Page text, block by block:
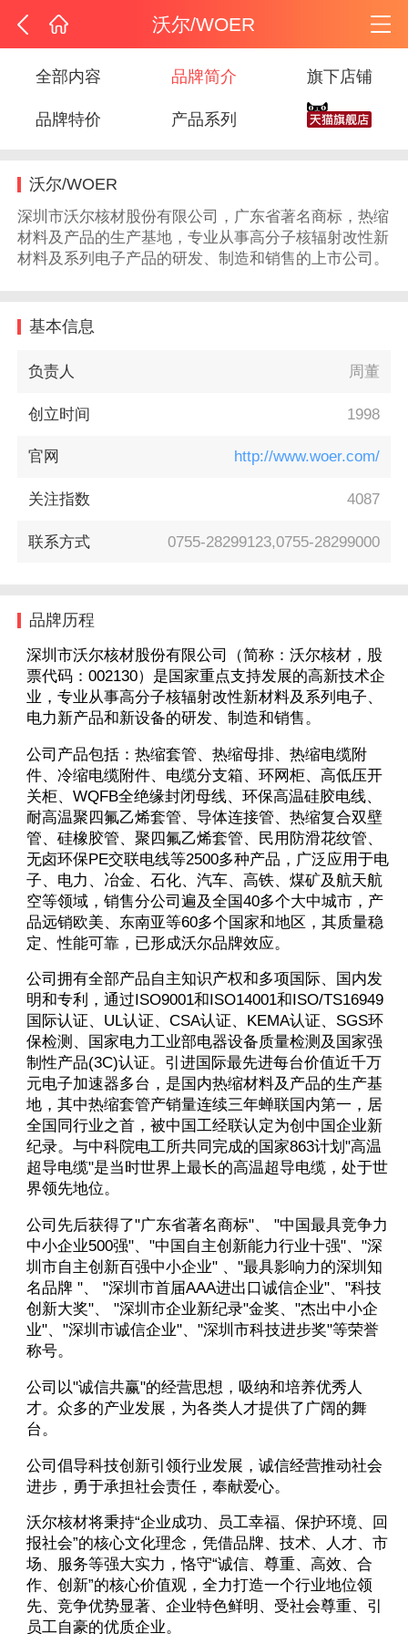
沃尔/WOER
全部内容 品牌简介 旗下店铺
品牌特价 产品系列
沃尔/WOER
深圳市沃尔核材股份有限公司，广东省著名商标，热缩
材料及产品的生产基地，专业从事高分子核辐射改性新
材料及系列电子产品的研发、制造和销售的上市公司。
基本信息
负责人 周董
创立时间 1998
官网 http://www.woer.com/
关注指数 4087
联系方式 0755-28299123,0755-28299000
品牌历程
深圳市沃尔核材股份有限公司（简称：沃尔核材，股
票代码：002130）是国家重点支持发展的高新技术企
业，专业从事高分子核辐射改性新材料及系列电子、
电力新产品和新设备的研发、制造和销售。
公司产品包括：热缩套管、热缩母排、热缩电缆附
件、冷缩电缆附件、电缆分支箱、环网柜、高低压开
关柜、WQFB全绝缘封闭母线、环保高温硅胶电线、
耐高温聚四氟乙烯套管、导体连接管、热缩复合双壁
管、硅橡胶管、聚四氟乙烯套管、民用防滑花纹管、
无卤环保PE交联电线等2500多种产品，广泛应用于电
子、电力、冶金、石化、汽车、高铁、煤矿及航天航
空等领域，销售分公司遍及全国40多个大中城市，产
品远销欧美、东南亚等60多个国家和地区，其质量稳
定、性能可靠，已形成沃尔品牌效应。
公司拥有全部产品自主知识产权和多项国际、国内发
明和专利，通过ISO9001和ISO14001和ISO/TS16949
国际认证、UL认证、CSA认证、KEMA认证、SGS环
保检测、国家电力工业部电器设备质量检测及国家强
制性产品(3C)认证。引进国际最先进每台价值近千万
元电子加速器多台，是国内热缩材料及产品的生产基
地，其中热缩套管产销量连续三年蝉联国内第一，居
全国同行业之首，被中国工经联认定为创中国企业新
纪录。与中科院电工所共同完成的国家863计划"高温
超导电缆"是当时世界上最长的高温超导电缆，处于世
界领先地位。
公司先后获得了"广东省著名商标"、 "中国最具竞争力
中小企业500强"、"中国自主创新能力行业十强"、"深
圳市自主创新百强中小企业" 、"最具影响力的深圳知
名品牌 "、 "深圳市首届AAA进出口诚信企业"、"科技
创新大奖"、 "深圳市企业新纪录"金奖、"杰出中小企
业"、"深圳市诚信企业"、"深圳市科技进步奖"等荣誉
称号。
公司以"诚信共赢"的经营思想，吸纳和培养优秀人
才。众多的产业发展，为各类人才提供了广阔的舞
台。
公司倡导科技创新引领行业发展，诚信经营推动社会
进步，勇于承担社会责任，奉献爱心。
沃尔核材将秉持“企业成功、员工幸福、保护环境、回
报社会”的核心文化理念，凭借品牌、技术、人才、市
场、服务等强大实力，恪守“诚信、尊重、高效、合
作、创新”的核心价值观，全力打造一个行业地位领
先、竞争优势显著、企业特色鲜明、受社会尊重、引
员工自豪的优质企业。